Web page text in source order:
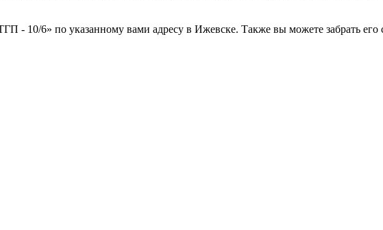
- 10/6» по указанному вами адресу в Ижевске. Также вы можете забрать его